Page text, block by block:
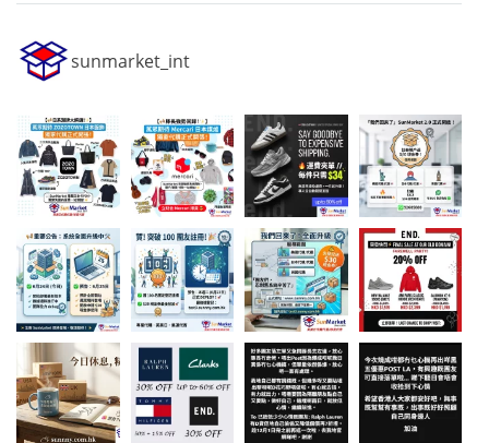
sunmarket_int